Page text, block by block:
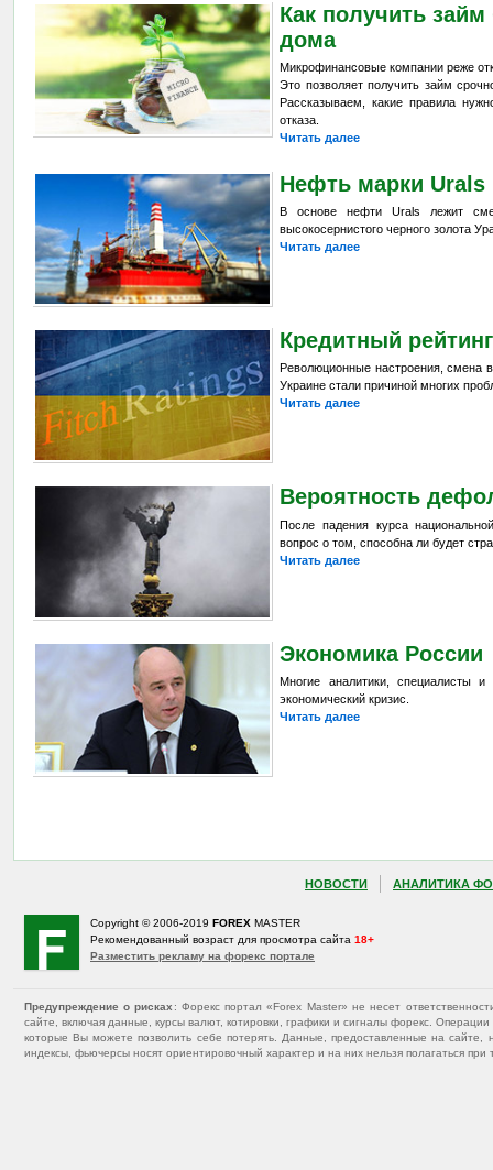
Как получить
дома
Микрофинансовые компании реже
Это позволяет получить займ
Рассказываем, какие правила
отказа.
Читать далее
Нефть марки Urals
В основе нефти Urals лежит
высокосернистого черного золота
Читать далее
Кредитный
Революционные настроения, смена
Украине стали причиной многих
Читать далее
Вероятность
После падения курса
вопрос о том, способна ли будет
Читать далее
Экономика России
Многие аналитики, специалисты
экономический кризис.
Читать далее
НОВОСТИ АНАЛИТИКА
Copyright © 2006-2019 FOREX MASTER
Рекомендованный возраст для просмотра сайта 18+
Разместить рекламу на форекс портале
Предупреждение о рисках : Форекс портал «Forex Master» не несет
сайте, включая данные, курсы валют, котировки, графики и сигналы форекс.
которые Вы можете позволить себе потерять. Данные, предоставленные на
индексы, фьючерсы носят ориентировочный характер и на них нельзя полагаться при